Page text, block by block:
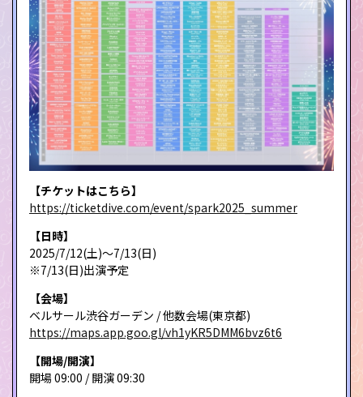
【チケットはこちら】
https://ticketdive.com/event/spark2025_summer
【日時】
2025/7/12(土)〜7/13(日)
※7/13(日)出演予定
【会場】
ベルサール渋谷ガーデン / 他数会場(東京都)
https://maps.app.goo.gl/vh1yKR5DMM6bvz6t6
【開場/開演】
開場 09:00 / 開演 09:30